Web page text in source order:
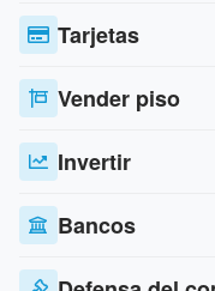
Tarjetas
Vender piso
Invertir
Bancos